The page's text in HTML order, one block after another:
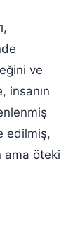
ve
insanın
edilmiş,
ama öteki